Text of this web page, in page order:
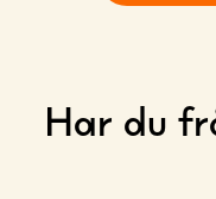
Har du